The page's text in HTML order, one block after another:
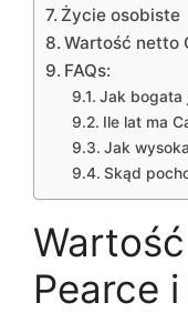
Życie osobiste
Wartość netto
FAQs:
Jak bogata
Ile lat ma
Jak
Skąd
Pearce